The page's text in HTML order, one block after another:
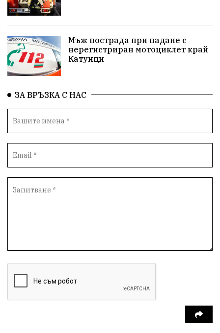
Благотворителност
Репресии домашно насилие фолклор
Пътна безопасност ГДБОП
Изложба
марихуана Илинденци
Моторист Театър шофьор 24 май
Мъж пострада при падане с
нерегистриран мотоциклет край
Катунци
ЗА ВРЪЗКА С НАС